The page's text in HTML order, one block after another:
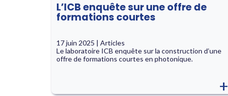
L’ICB enquête sur une offre de
formations courtes
17 juin 2025 | Articles
Le laboratoire ICB enquête sur la construction d’une
offre de formations courtes en photonique.
+